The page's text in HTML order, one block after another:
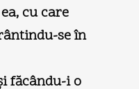
cu care
se în
făcându-i o